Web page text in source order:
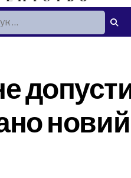
новий